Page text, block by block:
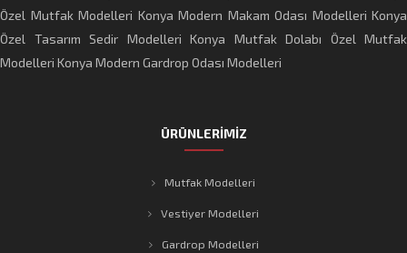
Özel Mutfak Modelleri Konya Modern Makam Odası Modelleri Konya
Özel Tasarım Sedir Modelleri Konya Mutfak Dolabı
Özel Mutfak
Modelleri Konya Modern Gardrop Odası Modelleri
ÜRÜNLERİMİZ
Mutfak Modelleri
Vestiyer Modelleri
Gardrop Modelleri